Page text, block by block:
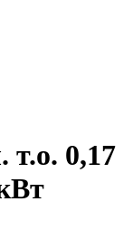
т.о. 0,17